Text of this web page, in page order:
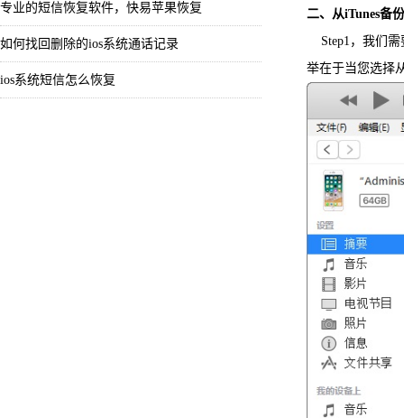
专业的短信恢复软件，快易苹果恢复
如何找回删除的ios系统通话记录
ios系统短信怎么恢复
二、从iTunes备
Step1，我们需
举在于当您选择